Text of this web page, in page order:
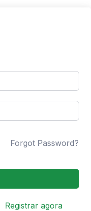
Forgot Password?
Registrar agora